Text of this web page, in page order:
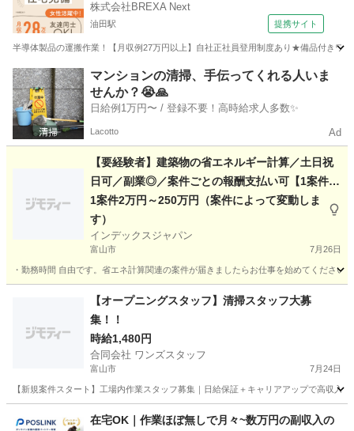
株式会社BREXA Next
油田駅 提携サイト
半導体製品の運搬作業！【月収例27万円以上】自社正社員登用制度あり★備品付き
富山 砺波市 油田駅 その他
マンションの清掃、手伝ってくれる人いま
せんか？😭🙏
日給例1万円〜 / 登録不要！高時給求人多数✨
Lacotto Ad
【要経験者】建築物の省エネルギー計算／土日祝
日可／副業◎／案件ごとの報酬支払い可【1案件2
万円～250万円】
1案件2万円～250万円（案件によって変動しま
す）
インデックスジャパン
富山市 7月26日
・勤務時間 自由です。省エネ計算関連の案件が届きましたらお仕事を始めてくださ
その他 ネット
【オープニングスタッフ】清掃スタッフ大募
集！！
時給1,480円
合同会社 ワンズスタッフ
富山市 7月24日
【新規案件スタート】工場内作業スタッフ募集｜日給保証＋キャリアアップで高収
その他 スタッフ
在宅OK｜作業ほぼ無しで月々~数万円の副収入の